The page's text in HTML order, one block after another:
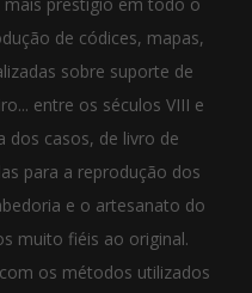
de códices, mapas,
sobre suporte de
entre os séculos VIII e
dos casos, de livro de
para a reprodução dos
e o artesanato do
muito fiéis ao original.
os métodos utilizados